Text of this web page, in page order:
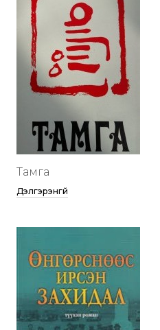
Тамга
Дэлгэрэнгүй